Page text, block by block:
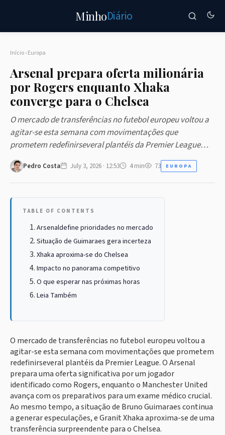
MinhoDiário
Início›Europa
Arsenal prepara oferta milionária
por Rogers enquanto Xhaka
converge para o Chelsea
O mercado de transferências no futebol europeu voltou a
agitar-se esta semana com movimentações que
prometem redefinirseveral plantéis da Premier League…
Pedro Costa July 3, 2026 · 12:53 4 min 73 EUROPA
TABLE OF CONTENTS
Arsenaldefine prioridades no mercado
Situação de Guimaraes gera incerteza
Xhaka aproxima-se do Chelsea
Impacto no panorama competitivo
O que esperar nas próximas horas
Leia Também
O mercado de transferências no futebol europeu voltou a
agitar-se esta semana com movimentações que prometem
redefinirseveral plantéis da Premier League. O Arsenal
prepara uma oferta significativa por um jogador
identificado como Rogers, enquanto o Manchester United
avança com os preparativos para um exame médico crucial.
Ao mesmo tempo, a situação de Bruno Guimaraes continua
a generar especulações, e Granit Xhaka aproxima-se de uma
transferência surpreendente para o Chelsea.